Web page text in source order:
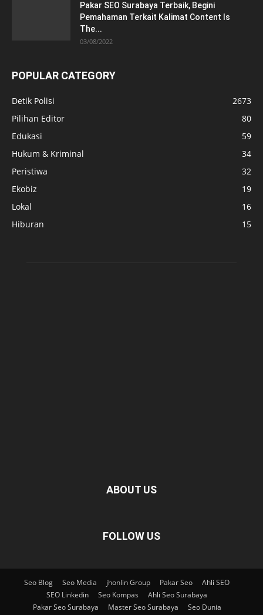
Pakar SEO Surabaya Terbaik, Begini
Pemahaman Terkait Kalimat Content Is
The...
03/08/2022
POPULAR CATEGORY
Detik Polisi
2673
Pilihan Editor
80
Edukasi
59
Hukum & Kriminal
34
Peristiwa
32
Ekobiz
19
Lokal
16
Hiburan
15
ABOUT US
FOLLOW US
Seo Blog Seo Media jhonlin Group Pakar Seo
Ahli SEO
SEO Linkedin
Seo Kompas
Ahli Seo Surabaya
Pakar Seo Surabaya
Master Seo Surabaya
Seo Dunia